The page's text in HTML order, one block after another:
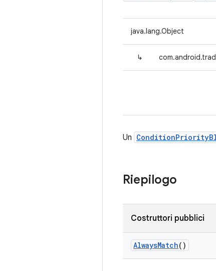
java.lang.Object
↳
Un
Riepilogo
Costruttori pubblici
AlwaysMatch()